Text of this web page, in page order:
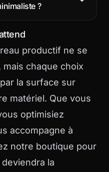
?
productif ne se
chaque choix
la surface sur
matériel. Que vous
optimisiez
accompagne à
notre boutique pour
la